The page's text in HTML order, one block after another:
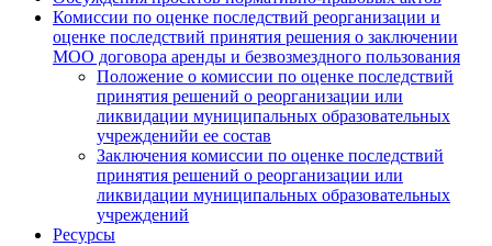
Комиссии по оценке последствий реорганизации и
оценке последствий принятия решения о заключении
МОО договора аренды и безвозмездного пользования
Положение о комиссии по оценке последствий
принятия решений о реорганизации или
ликвидации муниципальных образовательных
учрежденийи ее состав
Заключения комиссии по оценке последствий
принятия решений о реорганизации или
ликвидации муниципальных образовательных
учреждений
Ресурсы